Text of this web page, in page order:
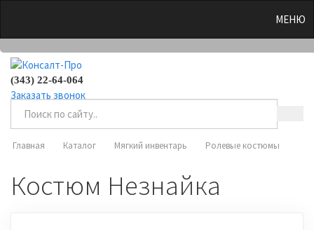
МЕНЮ
(343) 22-64-064
Заказать звонок
Главная Каталог Мягкий инвентарь Ролевые костюмы
Костюм Незнайка